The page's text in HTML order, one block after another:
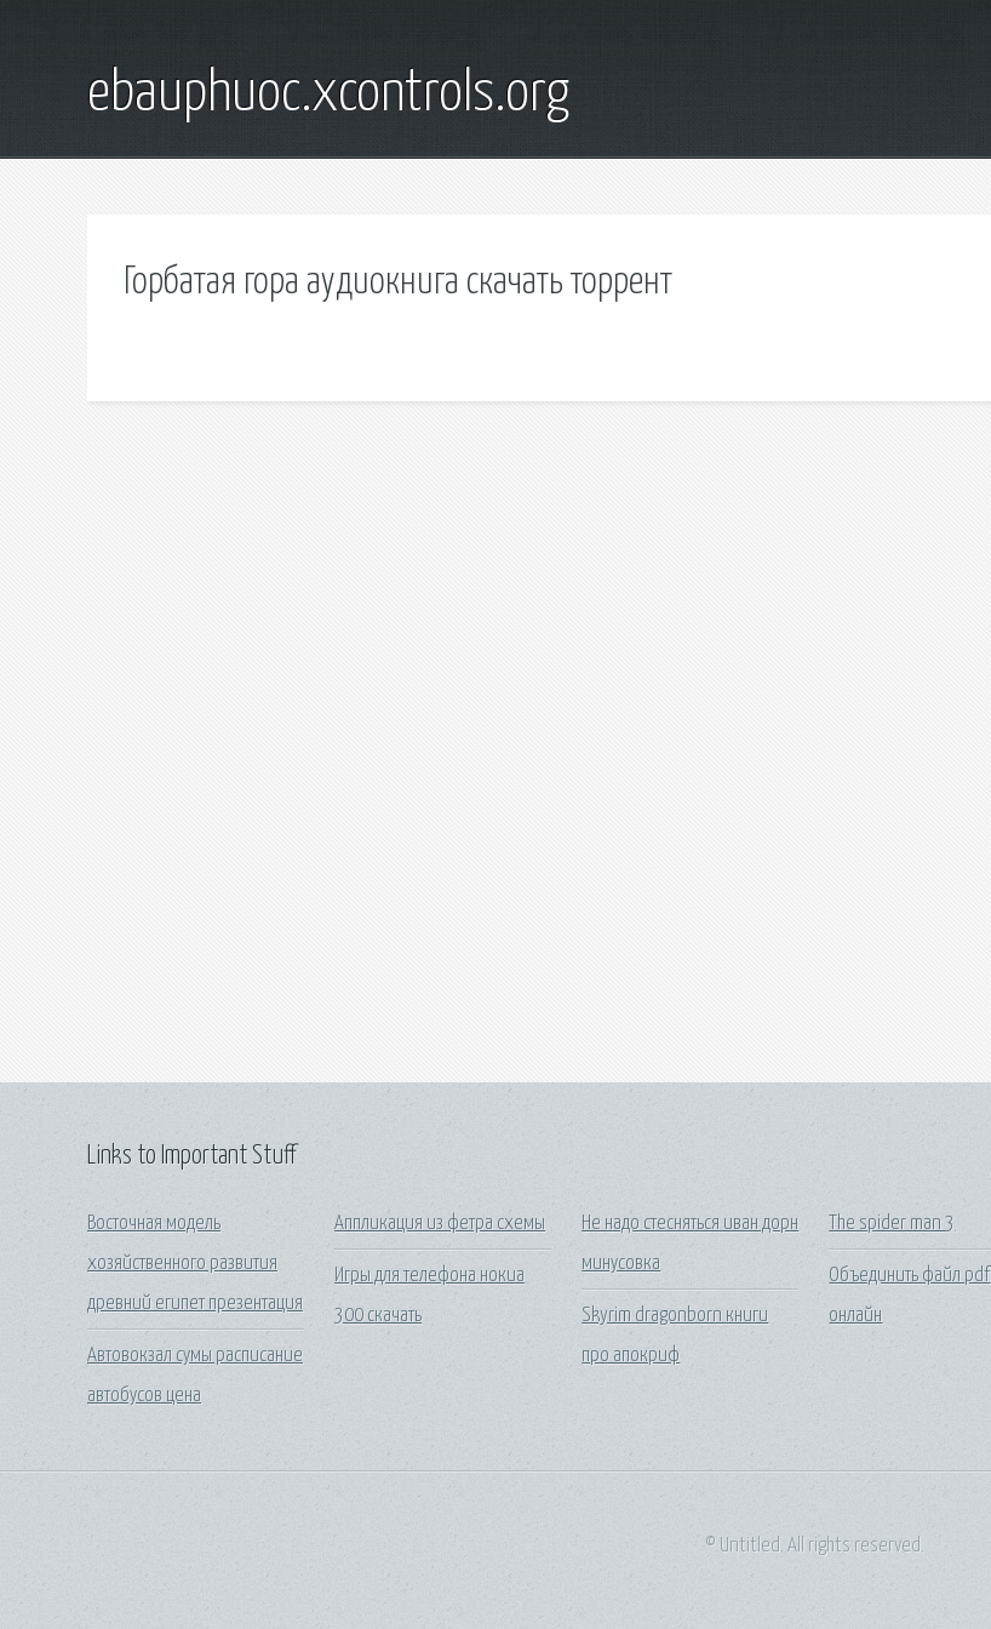
ebauphuoc.xcontrols.org
Горбатая гора аудиокнига скачать торрент
Links to Important Stuff
Восточная модель
хозяйственного развития
древний египет презентация
Автовокзал сумы расписание
автобусов цена
Аппликация из фетра схемы
Игры для телефона нокиа
300 скачать
Не надо стесняться иван дорн
минусовка
Skyrim dragonborn книги
про апокриф
The spider man 3
Объединить файл pdf
онлайн
© Untitled. All rights reserved.